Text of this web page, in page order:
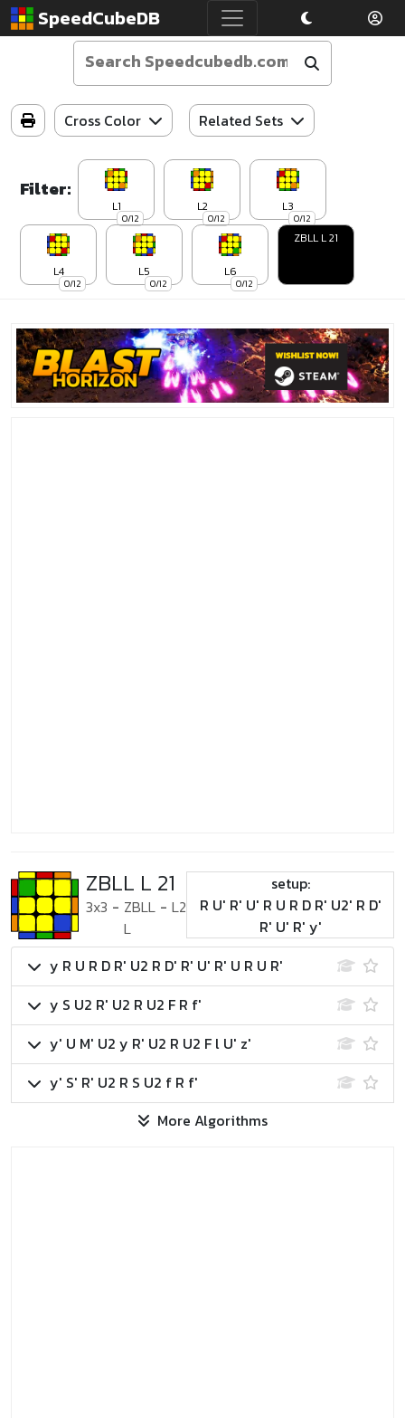
SpeedCubeDB
Cross Color Related Sets
Filter:
0/12
L1
0/12
L2
0/12
L3
0/12
L4
0/12
L5
0/12
L6
ZBLL L 21
ZBLL L 21
3x3 - ZBLL
L
- L2
setup:
R U' R' U' R U R D R' U2' R D'
R' U' R' y'
y R U R D R' U2 R D' R' U' R' U R U R'
y S U2 R' U2 R U2 F R f'
y' U M' U2 y R' U2 R U2 F l U' z'
y' S' R' U2 R S U2 f R f'
More Algorithms